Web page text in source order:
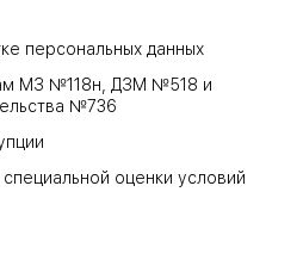
персональных данных
МЗ №118н, ДЗМ №518 и
№736
оценки условий